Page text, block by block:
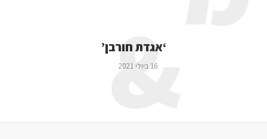
‘אגדת חורבן’
16 ביולי 2021
&